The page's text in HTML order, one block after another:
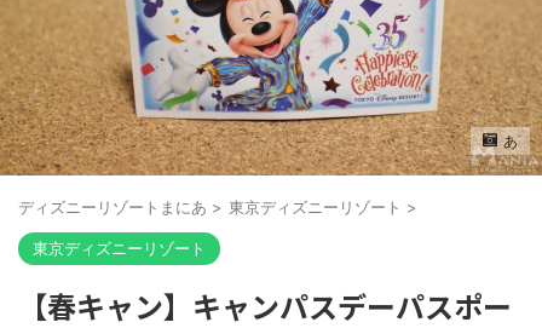
あ
ディズニーリゾートまにあ > 東京ディズニーリゾート >
東京ディズニーリゾート
【春キャン】キャンパスデーパスポー